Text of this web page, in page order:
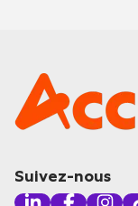
Suivez-nous